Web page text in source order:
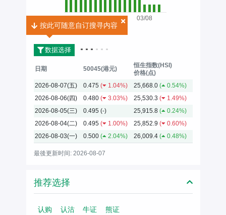
03/08
2026
数据选择
按此可随意自订搜寻内容
按此可随意自订搜寻内容
日期 50045(港元)
恒生指数(HSI)
价格(点)
2026-08-07(五)
0.475 ( 1.04%) 25,668.0 (
0.54%)
2026-08-06(四)
0.480 ( 3.03%) 25,530.3 (
1.49%)
2026-08-05(三)
0.495 (-) 25,915.8 (
0.24%)
2026-08-04(二)
0.495 ( 1.00%) 25,852.9 (
0.60%)
2026-08-03(一)
0.500 ( 2.04%) 26,009.4 ( 0.48%)
最後更新时间: 2026-08-07
推荐选择
认购 认沽 牛证 熊证